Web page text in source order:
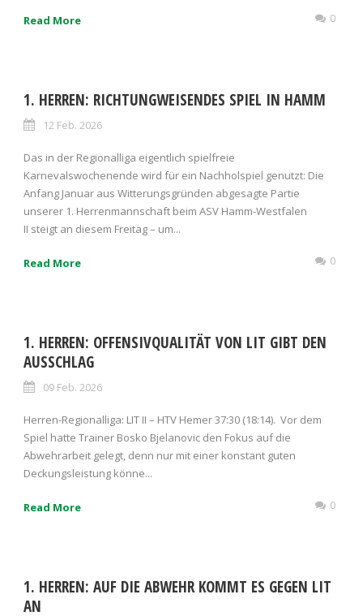
Read More 0
1. HERREN: RICHTUNGWEISENDES SPIEL IN HAMM
12 Feb. 2026
Das in der Regionalliga eigentlich spielfreie
Karnevalswochenende wird für ein Nachholspiel genutzt: Die
Anfang Januar aus Witterungsgründen abgesagte Partie
unserer 1. Herrenmannschaft beim ASV Hamm-Westfalen
II steigt an diesem Freitag – um...
Read More 0
1. HERREN: OFFENSIVQUALITÄT VON LIT GIBT DEN
AUSSCHLAG
09 Feb. 2026
Herren-Regionalliga: LIT II – HTV Hemer 37:30 (18:14). Vor dem
Spiel hatte Trainer Bosko Bjelanovic den Fokus auf die
Abwehrarbeit gelegt, denn nur mit einer konstant guten
Deckungsleistung könne...
Read More 0
1. HERREN: AUF DIE ABWEHR KOMMT ES GEGEN LIT
AN